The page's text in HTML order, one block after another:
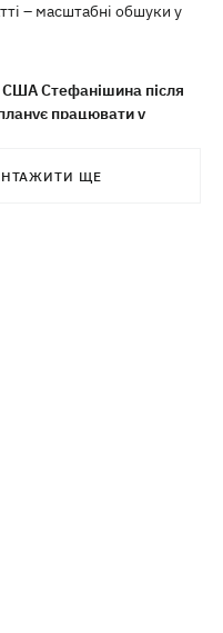
– масштабні обшуки у
США Стефанішина після
працювати у
ЩЕ